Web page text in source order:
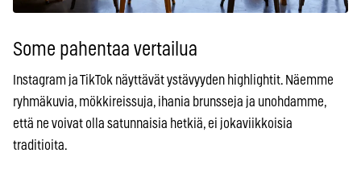
Some pahentaa vertailua
Instagram ja TikTok näyttävät ystävyyden highlightit. Näemme
ryhmäkuvia, mökkireissuja, ihania brunsseja ja unohdamme,
että ne voivat olla satunnaisia hetkiä, ei jokaviikkoisia
traditioita.